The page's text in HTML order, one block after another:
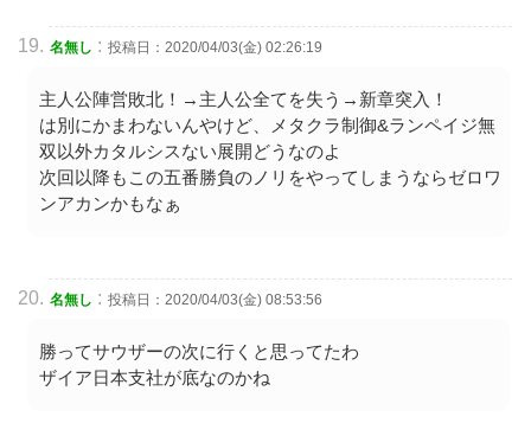
名無し : 投稿日：2020/04/03(金) 02:26:19
主人公陣営敗北！→主人公全てを失う→新章突入！
は別にかまわないんやけど、メタクラ制御&ランペイジ無
双以外カタルシスない展開どうなのよ
次回以降もこの五番勝負のノリをやってしまうならゼロワ
ンアカンかもなぁ
名無し : 投稿日：2020/04/03(金) 08:53:56
勝ってサウザーの次に行くと思ってたわ
ザイア日本支社が底なのかね